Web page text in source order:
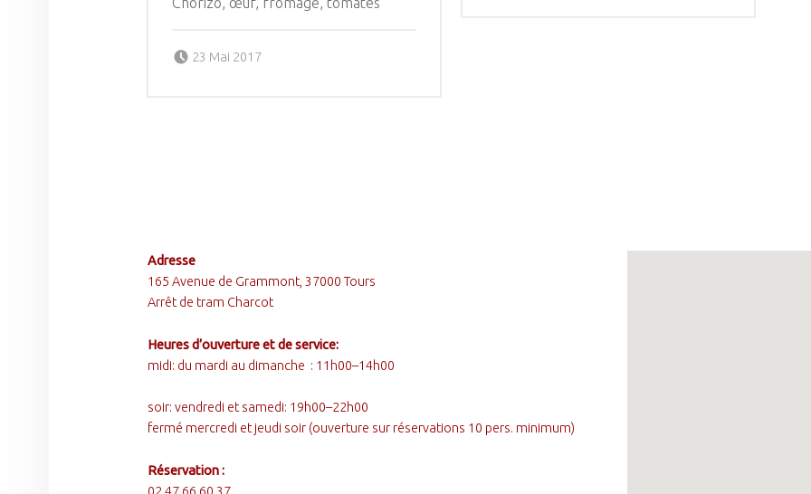
23 Mai 2017
FOOTER SIDEBAR
Adresse
165 Avenue de Grammont, 37000 Tours
Arrêt de tram Charcot
Heures d’ouverture et de service:
midi: du mardi au dimanche : 11h00–14h00
soir: vendredi et samedi: 19h00–22h00
fermé mercredi et jeudi soir (ouverture sur réservations 10 pers. minimum)
Réservation :